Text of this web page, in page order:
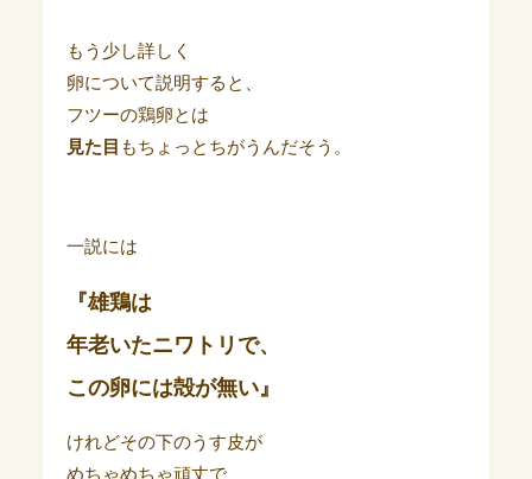
もう少し詳しく
卵について説明すると、
フツーの鶏卵とは
見た目 もちょっとちがうんだそう。
一説には
『雄鶏は
年老いたニワトリで、
この卵には殻が無い』
けれどその下のうす皮が
めちゃめちゃ頑丈で、